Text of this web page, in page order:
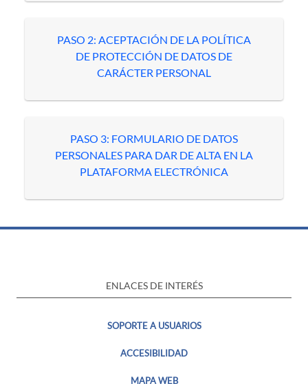
PASO 2: ACEPTACIÓN DE LA POLÍTICA
DE PROTECCIÓN DE DATOS DE
CARÁCTER PERSONAL
PASO 3: FORMULARIO DE DATOS
PERSONALES PARA DAR DE ALTA EN LA
PLATAFORMA ELECTRÓNICA
ENLACES DE INTERÉS
SOPORTE A USUARIOS
ACCESIBILIDAD
MAPA WEB